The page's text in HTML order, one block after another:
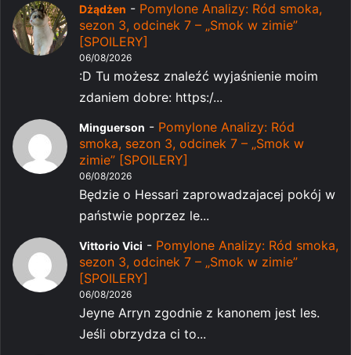
Dżądżen - Pomylone Analizy: Ród smoka,
sezon 3, odcinek 7 – „Smok w zimie”
[SPOILERY]
06/08/2026
:D Tu możesz znaleźć wyjaśnienie moim
zdaniem dobre: https:/...
Minguerson - Pomylone Analizy: Ród
smoka, sezon 3, odcinek 7 – „Smok w
zimie” [SPOILERY]
06/08/2026
Będzie o Hessari zaprowadzajacej pokój w
państwie poprzez le...
Vittorio Vici - Pomylone Analizy: Ród smoka,
sezon 3, odcinek 7 – „Smok w zimie”
[SPOILERY]
06/08/2026
Jeyne Arryn zgodnie z kanonem jest les.
Jeśli obrzydza ci to...